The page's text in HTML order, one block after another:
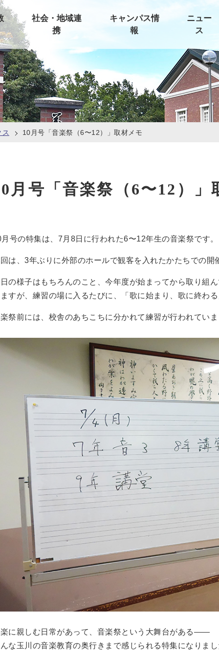
社会・地域連
携
キャンパス情
報
ニュー
ス
ス 10月号「音楽祭（6〜12）」取材メモ
月号「音楽祭（6〜12）」
月号の特集は、7月8日に行われた6〜12年生の音楽祭です。
は、3年ぶりに外部のホールで観客を入れたかたちでの開
の様子はもちろんのこと、今年度が始まってから取り組
すが、練習の場に入るたびに、「歌に始まり、歌に終わ
祭前には、校舎のあちこちに分かれて練習が行われてい
に親しむ日常があって、音楽祭という大舞台がある――
な玉川の音楽教育の奥行きまで感じられる特集になりま